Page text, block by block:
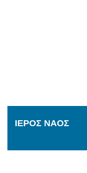
ΙΕΡΟΣ ΝΑΟΣ